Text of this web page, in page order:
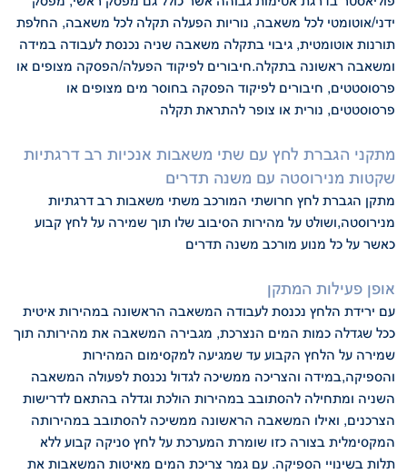
ידני/אוטומטי לכל משאבה, נוריות הפעלהתקלה לכל משאבה, החלפת
תורנות אוטומטית, גיבוי בתקלה משאבה שניה נכנסתלעבודה במידה
ומשאבה ראשונה בתקלה.חיבורים לפיקוד הפעלה/הפסקה מצופים או
פרסוסטטים, חיבורים לפיקוד הפסקה בחוסר מים מצופים או
פרסוסטטים, נורית או צופרלהתראת תקלה
מתקני הגברת לחץ עם שתי משאבות אנכיות רב דרגתיות
שקטות מנירוסטה עם משנה תדרים
מתקן הגברת לחץ חרושתי המורכב משתי משאבות רב דרגתיות
מנירוסטה,ושולט על מהירות הסיבוב שלו תוך שמירה על לחץ קבוע
כאשר על כל מנוע מורכב משנה תדרים
אופן פעילות המתקן
עם ירידת הלחץ נכנסת לעבודה המשאבה הראשונה במהירות איטית
ככל שגדלה כמות המים הנצרכת, מגבירה המשאבה את מהירותה תוך
שמירה על הלחץ הקבוע עד שמגיעה למקסימום המהירות
והספיקה,במידה והצריכה ממשיכה לגדול נכנסתלפעולה המשאבה
השניה ומתחילה להסתובב במהירות הולכת וגדלה בהתאם לדרישות
הצרכנים, ואילו המשאבה הראשונה ממשיכה להסתובב במהירותה
המקסימלית בצורה כזושומרת המערכת על לחץ סניקה קבוע ללא
תלות בשינויי הספיקה. עם גמר צריכת המים מאיטות המשאבות את